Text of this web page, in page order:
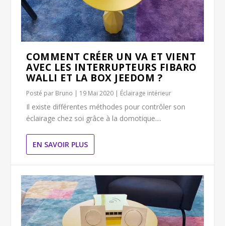
COMMENT CRÉER UN VA ET VIENT
AVEC LES INTERRUPTEURS FIBARO
WALLI ET LA BOX JEEDOM ?
Posté par Bruno | 19 Mai 2020 | Éclairage intérieur
Il existe différentes méthodes pour contrôler son
éclairage chez soi grâce à la domotique....
EN SAVOIR PLUS